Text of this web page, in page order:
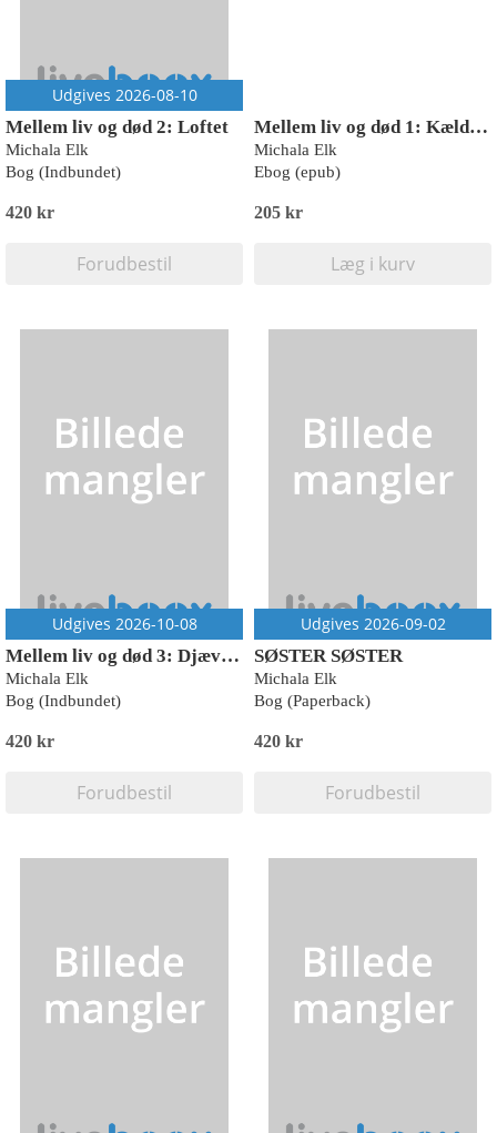
Udgives 2026-08-10
Mellem liv og død 2: Loftet
Michala Elk
Bog (Indbundet)
420 kr
Forudbestil
Mellem liv og død 1: Kælderen
Michala Elk
Ebog (epub)
205 kr
Læg i kurv
Udgives 2026-10-08
Mellem liv og død 3: Djævlen
Michala Elk
Bog (Indbundet)
420 kr
Forudbestil
Udgives 2026-09-02
SØSTER SØSTER
Michala Elk
Bog (Paperback)
420 kr
Forudbestil